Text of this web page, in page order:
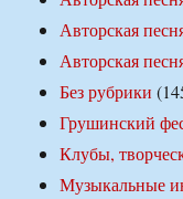
Авторская
Авторская
Без рубрики
Грушинский
Клубы,
Музыкальные